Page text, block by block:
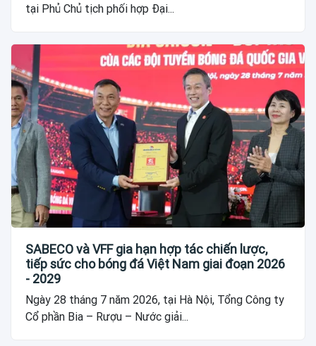
tại Phủ Chủ tịch phối hợp Đại...
SABECO và VFF gia hạn hợp tác chiến lược,
tiếp sức cho bóng đá Việt Nam giai đoạn 2026
- 2029
Ngày 28 tháng 7 năm 2026, tại Hà Nội, Tổng Công ty
Cổ phần Bia – Rượu – Nước giải...